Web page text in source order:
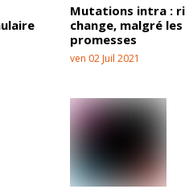
Mutations intra :
change, malgré les
promesses
ven 02 Juil 2021